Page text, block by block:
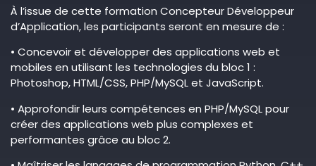
À l’issue de cette formation Concepteur Développeur
d’Application, les participants seront en mesure de :
• Concevoir et développer des applications web et
mobiles en utilisant les technologies du bloc 1 :
Photoshop, HTML/CSS, PHP/MySQL et JavaScript.
• Approfondir leurs compétences en PHP/MySQL pour
créer des applications web plus complexes et
performantes grâce au bloc 2.